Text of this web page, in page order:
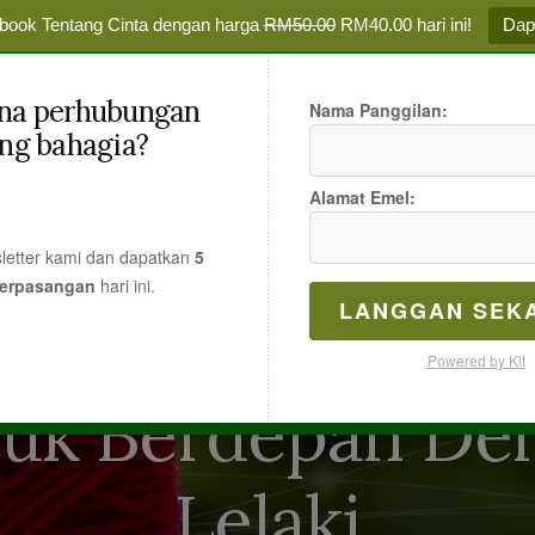
Tentang Cinta dengan hargaRM50.00RM40.00 hari ini!
TENTANG CINTA
FORUM EBOOK
Berdepan
perhubungan
bahagia?
kami dan dapatkan 5
hari ini.
Nama Panggilan:
Alamat Emel:
LANGGAN
Powered by Kit